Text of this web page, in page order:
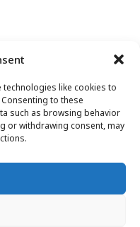
technologies like cookies to
to these
such as browsing behavior
or withdrawing consent, may